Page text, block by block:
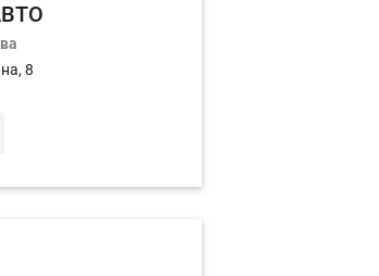
8